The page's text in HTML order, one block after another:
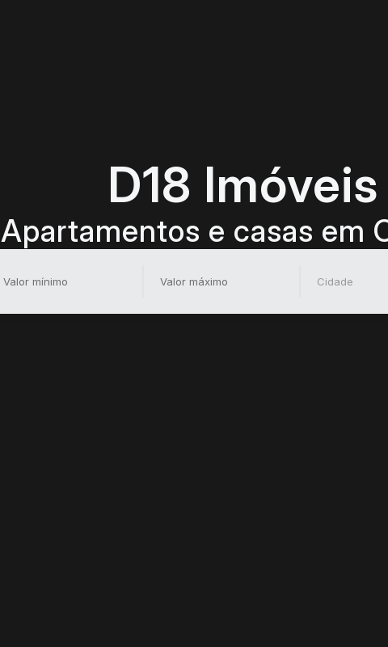
D18 Imóveis
Apartamentos e casas em
Cidade